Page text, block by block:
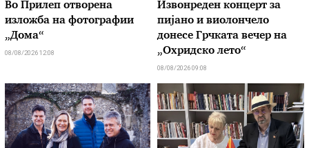
Во Прилеп отворена
изложба на фотографии
„Дома“
08/08/2026 12:08
Извонреден концерт за
пијано и виолончело
донесе Грчката вечер на
„Охридско лето“
08/08/2026 09:08